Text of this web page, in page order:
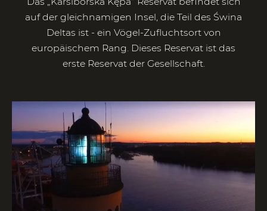
auf der gleichnamigen Insel, die Teil des Świna
Deltas ist - ein Vögel-Zufluchtsort von
europäischem Rang. Dieses Reservat ist das
erste Reservat der Gesellschaft.